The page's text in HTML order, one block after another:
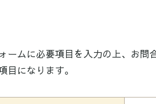
ームに必要項目を入力の上、お問
目になります。